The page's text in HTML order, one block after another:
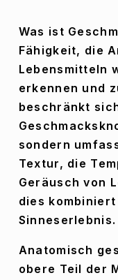
Was ist
Fähigkeit, die
Lebensmitteln
erkennen und
beschränkt
sondern
Textur, die
Geräusch von
dies
Sinneserlebnis.
Anatomisch
obere Teil der